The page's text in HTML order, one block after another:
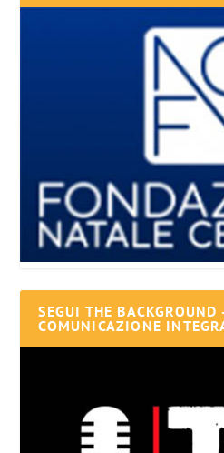
SEGUI THE
COMUNICAZIONE